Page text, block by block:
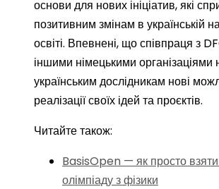
основи для нових ініціатив, які
позитивним змінам в українській
освіті. Впевнені, що співпраця з
іншими німецькими організаціями
українським дослідникам нові
реалізації своїх ідей та проєктів.
Читайте також:
BasisOpen — як просто
олімпіаду з фізики